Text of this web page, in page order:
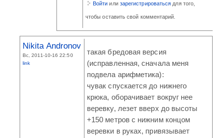
Войти или зарегистрироваться для того,
чтобы оставить свой комментарий.
Nikita Andronov
Вс, 2011-10-16 22:50
link
такая бредовая версия
(исправленная, сначала меня
подвела арифметика):
чувак спускается до нижнего
крюка, оборачивает вокруг нее
веревку, лезет вверх до высоты
+150 метров с нижним концом
веревки в руках, привязывает